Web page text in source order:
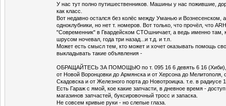
У нас тут полно путишественников. Машины у нас пожившие,
как класс.
Вот недавно остался без колёс между Уманью и Вознесенском,
одноклубники, но нет т. номеров. Вот только, что прочёл, что
"Современник" в Гвардейском СТОшничает, а ведь именно там,
шрусом ночевал, года три назад...и т.д. и т.п.
Может есть смысл тем, кто может и хочет оказывать помощь
выкладывать такие объявления -
ОБРАЩАЙТЕСЬ ЗА ПОМОЩЬЮ по т. 095 16 6 девять 6 16 (Хиби),
от Новой Воронцовки до Армянска и от Херсона до Мелитополя,
Скадовска и от Железного порта до Новотроицка. т.е. в радиусе
Есть Гараж с ямой, кое какие запчасти, в дневное время -
магазинов запчастей, буксировочный тросс и запаска.
Не совсем кривые руки - но слепые глаза.